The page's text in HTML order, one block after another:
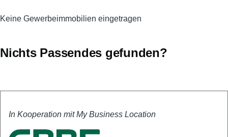
Keine Gewerbeimmobilien eingetragen
Nichts Passendes gefunden?
In Kooperation mit My Business Location